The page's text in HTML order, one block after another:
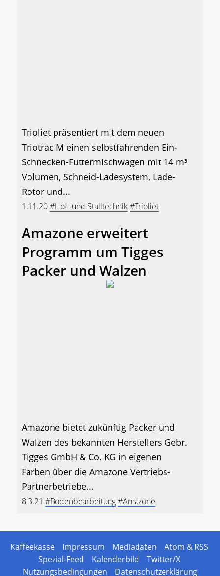
Trioliet präsentiert mit dem neuen
Triotrac M einen selbstfahrenden Ein-
Schnecken-Futtermischwagen mit 14 m³
Volumen, Schneid-Ladesystem, Lade-
Rotor und...
1.11.20#Hof- und Stalltechnik#Trioliet
Amazone erweitert
Programm um Tigges
Packer und Walzen
Amazone bietet zukünftig Packer und
Walzen des bekannten Herstellers Gebr.
Tigges GmbH & Co. KG in eigenen
Farben über die Amazone Vertriebs-
Partnerbetriebe...
8.3.21 #Bodenbearbeitung#Amazone
Kaffeekasse Impressum Mediadaten
Atom & RSS
Spezial-Feed
Kalenderbild
Twitter/X
Nutzungsbedingungen
Datenschutzerklärung